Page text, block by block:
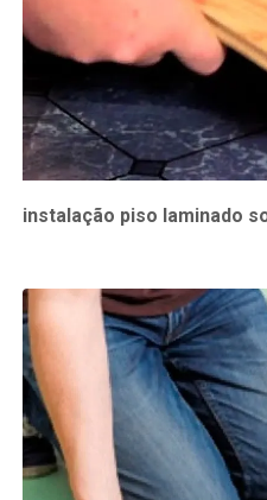
instalação piso laminado